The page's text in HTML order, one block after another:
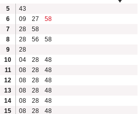
5
43
6
09 27
58
7
28
58
8
28 56
58
9
28
10
04 28
48
11
08 28
48
12
08 28
48
13
08 28
48
14
08 28
48
15
08 28 48